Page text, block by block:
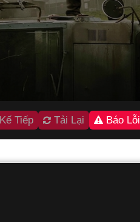
Tiếp Tải Lại Báo Lỗi